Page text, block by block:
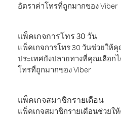
อัตราค่าโทรที่ถูกมากของ Viber
แพ็คเกจการโทร 30 วัน
แพ็คเกจการโทร 30 วันช่วยให้
ประเทศยังปลายทางที่คุณเลือก
โทรที่ถูกมากของ Viber
แพ็คเกจสมาชิกรายเดือน
แพ็คเกจสมาชิกรายเดือนช่วยใ